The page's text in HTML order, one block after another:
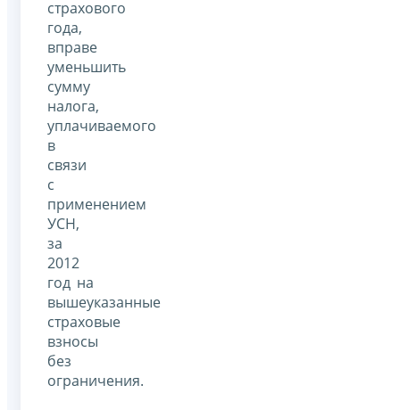
страхового
года,
вправе
уменьшить
сумму
налога,
уплачиваемого
в
связи
с
применением
УСН,
за
2012
год на
вышеуказанные
страховые
взносы
без
ограничения.